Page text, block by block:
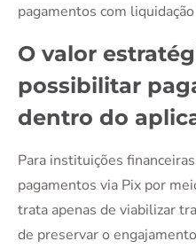
pagamentos com
O valor
possibilitar
dentro do
Para instituições
pagamentos via Pix por
trata apenas de viabilizar
de preservar o